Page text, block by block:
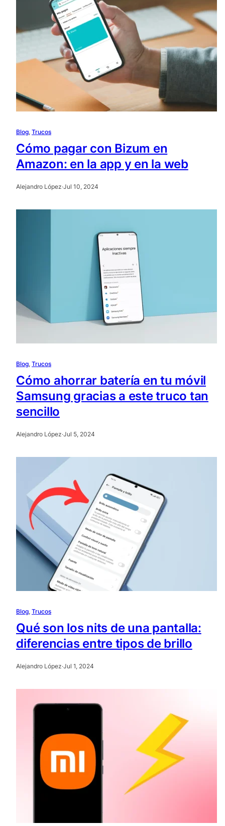
Blog, Trucos
Cómo pagar con Bizum en
Amazon: en la app y en la web
Alejandro López·Jul 10, 2024
Blog, Trucos
Cómo ahorrar batería en tu móvil
Samsung gracias a este truco tan
sencillo
Alejandro López·Jul 5, 2024
Blog, Trucos
Qué son los nits de una pantalla:
diferencias entre tipos de brillo
Alejandro López·Jul 1, 2024